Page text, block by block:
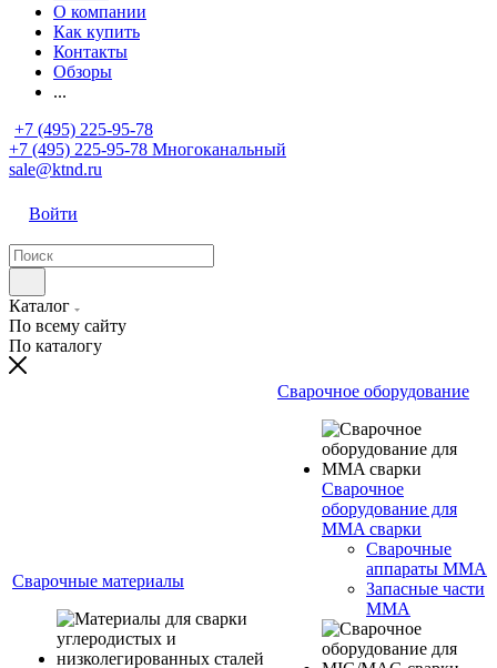
О компании
Как купить
Контакты
Обзоры
...
+7 (495) 225-95-78
+7 (495) 225-95-78 Многоканальный
sale@ktnd.ru
Войти
Каталог
По всему сайту
По каталогу
Сварочные материалы
Сварочное оборудование
Сварочное
оборудование для
MMA сварки
Сварочные
аппараты MMA
Запасные части
MMA